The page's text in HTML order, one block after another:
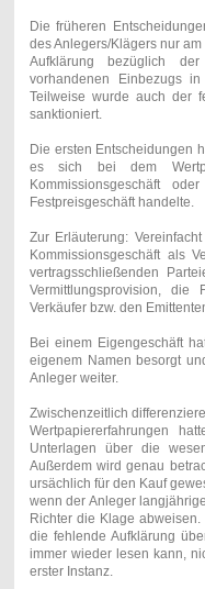
Die früheren
des Anlegers/Klägers nur
Aufklärung bezüglich
vorhandenen Einbezugs in
Teilweise wurde auch der
sanktioniert.
Die ersten Entscheidungen
es sich bei dem
Kommissionsgeschäft
Festpreisgeschäft handelte.
Zur Erläuterung:
Kommissionsgeschäft als
vertragsschließenden
Vermittlungsprovision, die
Verkäufer bzw. den
Bei einem Eigengeschäft
eigenem Namen besorgt
Anleger weiter.
Zwischenzeitlich
Wertpapiererfahrungen
Unterlagen über die
Außerdem wird genau
ursächlich für den Kauf
wenn der Anleger
Richter die Klage
die fehlende Aufklärung
immer wieder lesen kann,
erster Instanz.